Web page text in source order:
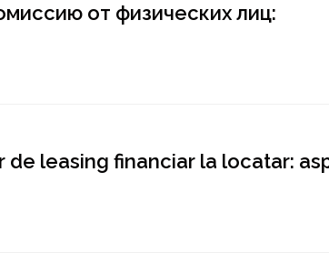
от физических лиц:
leasing financiar la locatar: